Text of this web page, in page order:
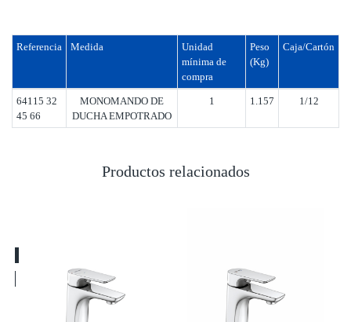
Referencia Medida
Unidad
mínima de
compra
Peso
(Kg)
Caja/Cartón
64115 32
45 66
MONOMANDO DE
DUCHA EMPOTRADO
1 1.157 1/12
Productos relacionados